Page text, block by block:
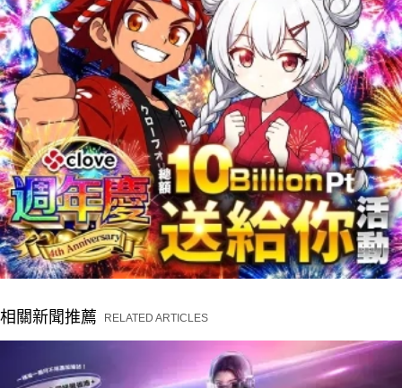
相關新聞推薦 RELATED ARTICLES